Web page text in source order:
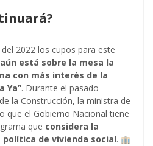
2022 los cupos para este
aún está sobre la mesa la
con más interés de la
Ya”. Durante el pasado
la Construcción, la ministra de
que el Gobierno Nacional tiene
que considera la
de vivienda social.